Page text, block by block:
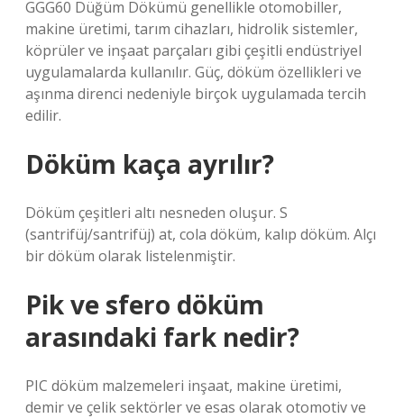
GGG60 Düğüm Dökümü genellikle otomobiller,
makine üretimi, tarım cihazları, hidrolik sistemler,
köprüler ve inşaat parçaları gibi çeşitli endüstriyel
uygulamalarda kullanılır. Güç, döküm özellikleri ve
aşınma direnci nedeniyle birçok uygulamada tercih
edilir.
Döküm kaça ayrılır?
Döküm çeşitleri altı nesneden oluşur. S
(santrifüj/santrifüj) at, cola döküm, kalıp döküm. Alçı
bir döküm olarak listelenmiştir.
Pik ve sfero döküm
arasındaki fark nedir?
PIC döküm malzemeleri inşaat, makine üretimi,
demir ve çelik sektörler ve esas olarak otomotiv ve